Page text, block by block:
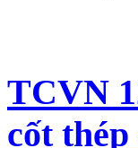
TCVN
cốt